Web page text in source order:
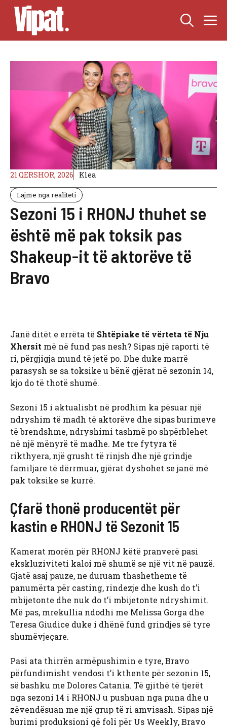
Skip
content
21 QERSHOR, 2026 Klea
Lajme nga realiteti
Sezoni 15 i RHONJ thuhet se
është më pak toksik pas
Shakeup-it të aktorëve të
Bravo
Janë ditët e errëta të Shtëpiake të vërteta të Nju
Xhersit më në fund pas nesh? Sipas një raporti të
ri, përgjigja mund të jetë po. Dhe duke marrë
parasysh se sa toksike u bënë gjërat në sezonin 14,
kjo do të thotë shumë.
Sezoni 15 i aktualisht në prodhim ka pësuar një
ndryshim të madh të aktorëve dhe sipas burimeve
të brendshme, ndryshimi tashmë po shpërblehet
në një mënyrë të madhe. Me tre fytyra të
rikthyera, një grusht të rinjsh dhe një grindje
familjare të dërrmuar, gjërat dyshohet se janë më
pak toksike se kurrë.
Çfarë thonë producentët për
kastin e RHONJ të Sezonit 15
Kamerat morën për RHONJ këtë pranverë pasi
ekskluziviteti kaloi më shumë se një vit në pauzë.
Gjatë asaj pauze, ne duruam thashetheme të
panumërta për casting, rindezje dhe kush do t’i
mbijetonte dhe nuk do t’i mbijetonte ndryshimit.
Më pas, mrekullia ndodhi me Melissa Gorga dhe
Teresa Giudice duke i dhënë fund grindjes së tyre
shumëvjeçare.
Pasi ata thirrën armëpushimin e tyre, Bravo
përfundimisht vendosi t’i kthente për sezonin 15,
së bashku me Dolores Catania. Të gjithë të tjerët
nga sezoni 14 i RHONJ u pushuan nga puna dhe u
zëvendësuan me një grup të ri amvisash. Sipas një
burimi produksioni që foli për Us Weekly, Bravo